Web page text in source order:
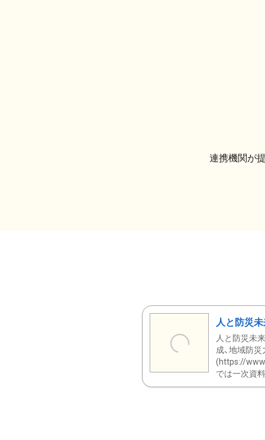
連携機関が
人と防災
人と防災未
成、地域防
(https://
では一次資料